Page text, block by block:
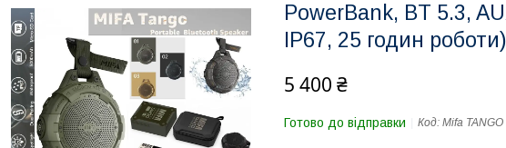
PowerBank, BT 5.3,
IP67, 25 годин
5 400 ₴
Готово до відправки Код: Mifa TANGO